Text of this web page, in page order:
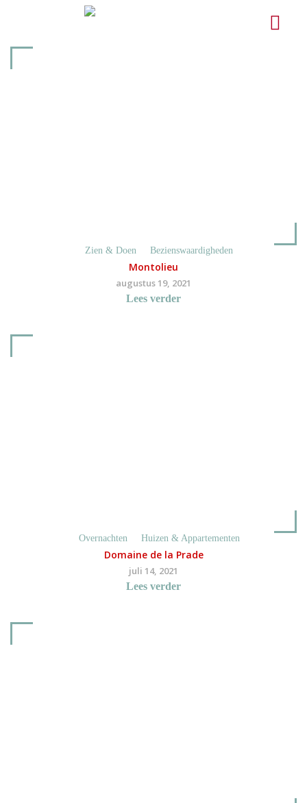
Zien & Doen Bezienswaardigheden
Montolieu
augustus 19, 2021
Lees verder
Overnachten Huizen & Appartementen
Domaine de la Prade
juli 14, 2021
Lees verder